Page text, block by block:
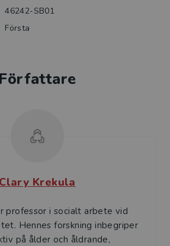
46242-SB01
Första
Författare
Clary Krekula
professor i socialt arbete vid
Hennes forskning inbegriper
på ålder och åldrande,